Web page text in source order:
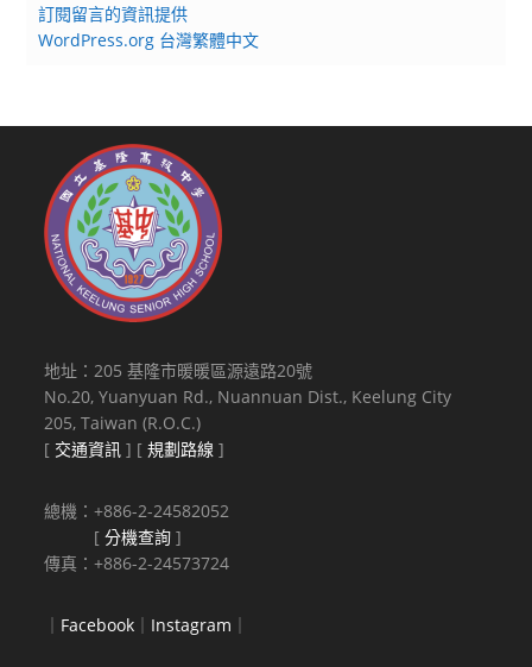
訂閱留言的資訊提供
WordPress.org 台灣繁體中文
地址：205 基隆市暖暖區源遠路20號
No.20, Yuanyuan Rd., Nuannuan Dist., Keelung City
205, Taiwan (R.O.C.)
[ 交通資訊 ] [規劃路線 ]
總機：+886-2-24582052
[分機查詢 ]
傳真：+886-2-24573724
｜ Facebook ｜ Instagram ｜